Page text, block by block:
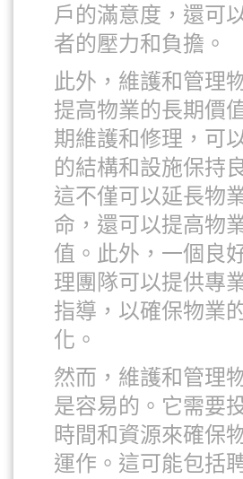
戶的滿意度，還可
者的壓力和負擔。
此外，維護和管理
提高物業的長期價
期維護和修理，可
的結構和設施保持
這不僅可以延長物
命，還可以提高物
值。此外，一個良
理團隊可以提供專
指導，以確保物業
化。
然而，維護和管理
是容易的。它需要
時間和資源來確保
運作。這可能包括